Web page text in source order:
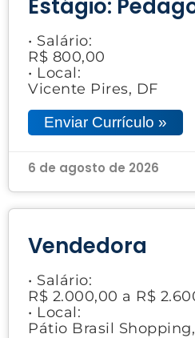
Estágio:
• Salário:
R$ 800,00
• Local:
Vicente Pires, DF
Enviar Currículo »
6 de agosto de 2026
Vendedora
• Salário:
R$ 2.000,00 a R$
• Local:
Pátio Brasil